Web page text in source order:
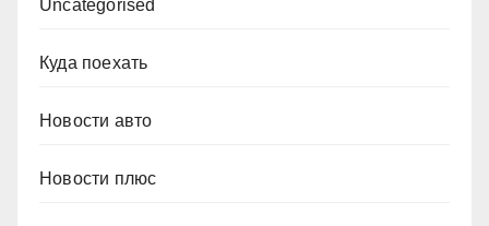
Uncategorised
Куда поехать
Новости авто
Новости плюс